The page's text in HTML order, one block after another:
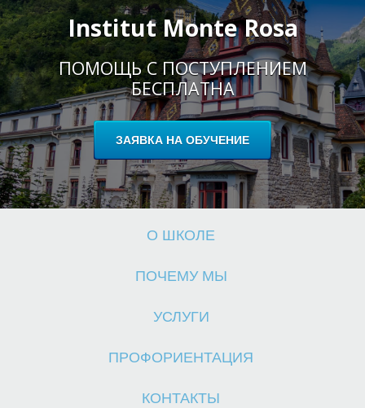
Institut Monte Rosa
ПОМОЩЬ С ПОСТУПЛЕНИЕМ
БЕСПЛАТНА
ЗАЯВКА НА ОБУЧЕНИЕ
О ШКОЛЕ
ПОЧЕМУ МЫ
УСЛУГИ
ПРОФОРИЕНТАЦИЯ
КОНТАКТЫ
Ш